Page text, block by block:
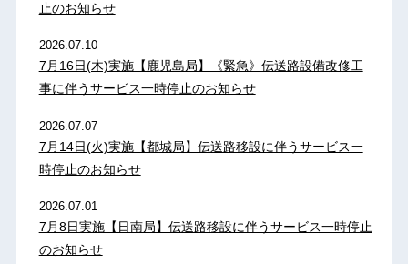
止のお知らせ
2026.07.10
7月16日(木)実施【鹿児島局】《緊急》伝送路設備改修工
事に伴うサービス一時停止のお知らせ
2026.07.07
7月14日(火)実施【都城局】伝送路移設に伴うサービス一
時停止のお知らせ
2026.07.01
7月8日実施【日南局】伝送路移設に伴うサービス一時停止
のお知らせ